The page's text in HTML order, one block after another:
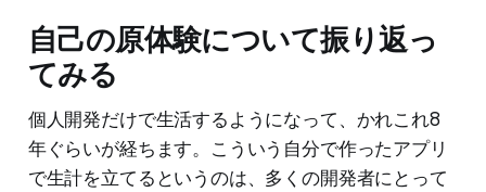
自己の原体験について振り返っ
てみる
個人開発だけで生活するようになって、かれこれ8
年ぐらいが経ちます。こういう自分で作ったアプリ
で生計を立てるというのは、多くの開発者にとって